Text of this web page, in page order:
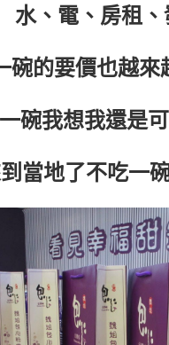
水、電、房租、
碗的要價也越來
碗我想我還是
當地了不吃一